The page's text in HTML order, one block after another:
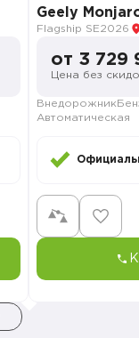
Geely
Flagship SE2026
от 3 729
Цена без
Внедорожник
Автоматическая